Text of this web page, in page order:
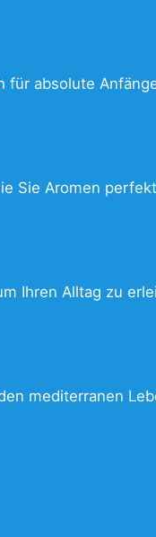
für absolute
Sie Aromen
Ihren Alltag zu
mediterranen